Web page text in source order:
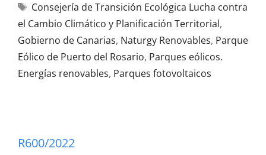
Consejería de Transición Ecológica Lucha contra
el Cambio Climático y Planificación Territorial,
Gobierno de Canarias, Naturgy Renovables, Parque
Eólico de Puerto del Rosario, Parques eólicos.
Energías renovables, Parques fotovoltaicos
R600/2022